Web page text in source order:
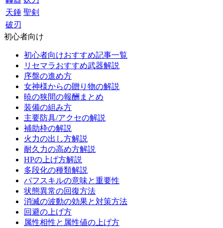
天錘 聖剣
破刃
初心者向け
初心者向けおすすめ記事一覧
リセマラおすすめ武器解説
序盤の進め方
女神様からの贈り物の解説
暁の狭間の報酬まとめ
装備の組み方
主要防具/アクセの解説
補助枠の解説
火力の出し方解説
耐久力の高め方解説
HPの上げ方解説
多段化の種類解説
バフスキルの意味と重要性
状態異常の回復方法
消滅の波動の効果と対策方法
回避の上げ方
属性相性と属性値の上げ方